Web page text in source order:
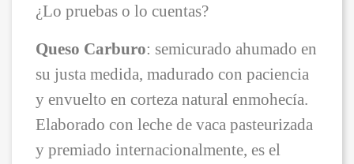
¿Lo pruebas o lo cuentas?
Queso Carburo: semicurado ahumado en
su justa medida, madurado con paciencia
y envuelto en corteza natural enmohecía.
Elaborado con leche de vaca pasteurizada
y premiado internacionalmente, es el